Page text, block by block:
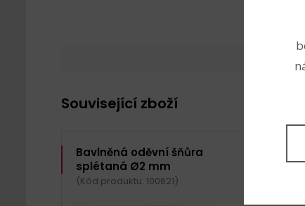
Související zboží
Bavlněná oděvní šňůra
splétaná Ø2 mm
(Kód produktu: 100621)